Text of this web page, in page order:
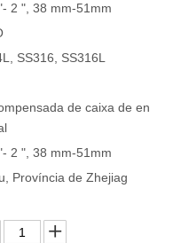
2 ", 38 mm-51mm
SS316, SS316L
de caixa de en
2 ", 38 mm-51mm
Província de Zhejiag